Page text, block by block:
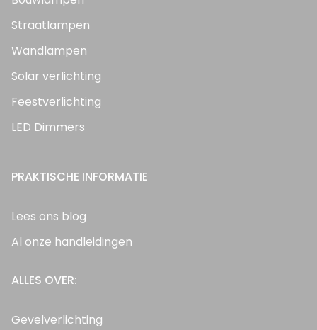
Straatlampen
Wandlampen
Solar verlichting
Feestverlichting
LED Dimmers
PRAKTISCHE INFORMATIE
Lees ons blog
Al onze handleidingen
ALLES OVER:
Gevelverlichting